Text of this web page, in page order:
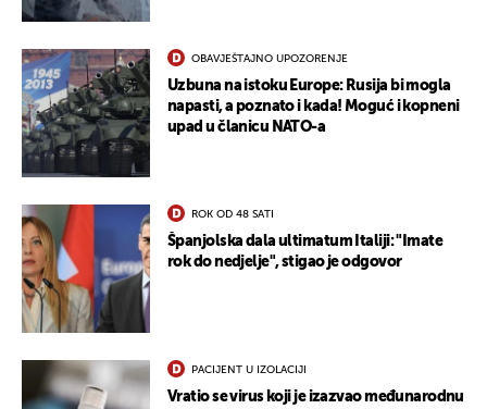
OBAVJEŠTAJNO UPOZORENJE
Uzbuna na istoku Europe: Rusija bi mogla
napasti, a poznato i kada! Moguć i kopneni
upad u članicu NATO-a
ROK OD 48 SATI
Španjolska dala ultimatum Italiji: "Imate
rok do nedjelje", stigao je odgovor
PACIJENT U IZOLACIJI
Vratio se virus koji je izazvao međunarodnu